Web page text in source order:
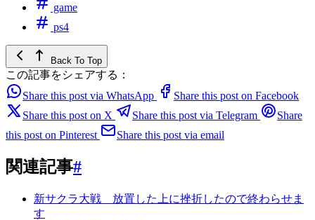
game
ps4
Back To Top
この記事をシェアする：
Share this post via WhatsApp
Share this post on Facebook
Share this post on X
Share this post via Telegram
Share
this post on Pinterest
Share this post via email
関連記事#
新サクラ大戦 放置した上に挫折したので終わらせま
す